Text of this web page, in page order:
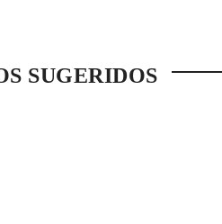
SUGERIDOS